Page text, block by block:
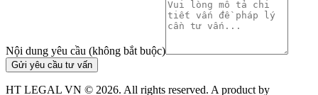
Nội dung yêu cầu (không bắt buộc)
Gửi yêu cầu tư vấn
HT LEGAL VN © 2026. All rights reserved. A product by